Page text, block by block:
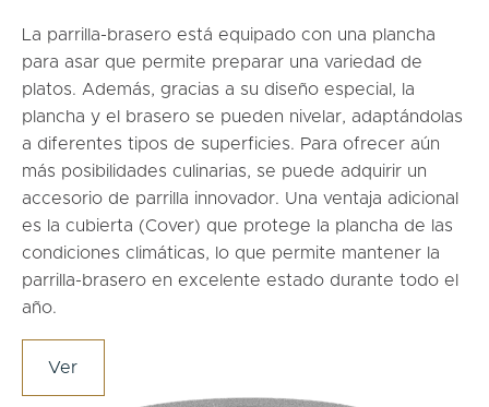
La parrilla-brasero está equipado con una plancha
para asar que permite preparar una variedad de
platos. Además, gracias a su diseño especial, la
plancha y el brasero se pueden nivelar, adaptándolas
a diferentes tipos de superficies. Para ofrecer aún
más posibilidades culinarias, se puede adquirir un
accesorio de parrilla innovador. Una ventaja adicional
es la cubierta (Cover) que protege la plancha de las
condiciones climáticas, lo que permite mantener la
parrilla-brasero en excelente estado durante todo el
año.
Ver